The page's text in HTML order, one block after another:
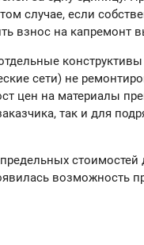
случае, если
взнос на капремонт
сети) не
цен на материалы
так и для
возможность